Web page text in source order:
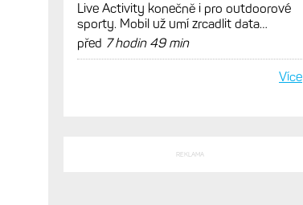
Live Activity konečně i pro outdoorové
sporty. Mobil už umí zrcadlit data
cyklistiky, běhu i chůze
před 7 hodin 49 min
Více
REKLAMA